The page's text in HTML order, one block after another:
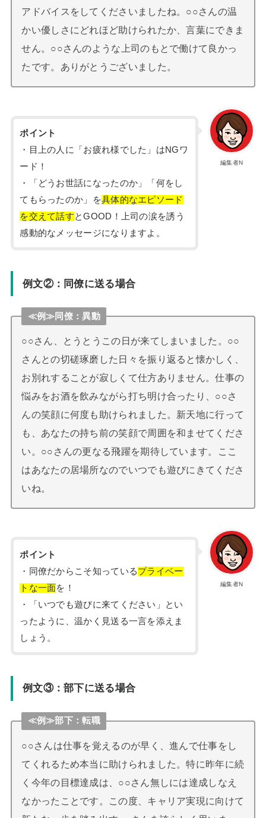
アドバイスをしてくださいましたね。○○さんの温
かい優しさにどれほど助けられたか、言葉にできま
せん。○○さんのような上司のもとで働けて良かっ
たです。ありがとうございました。
編集者N
ポイント
・目上の人に「お疲れ様でした」はNGワ
ード！
・「どうお世話になったのか」「何をし
てもらったのか」を具体的なエピソード
を交えて話すとGOOD！上司の涙を誘う
感動的なメッセージになりますよ。
例文②：同僚に送る場合
≪例≫同僚：異動
○○さん、とうとうこの日が来てしまいました。○○
さんとの切磋琢磨した日々を振り返ると懐かしく、
お別れすることが寂しくて仕方ありません。仕事の
悩みをお酒を飲みながら打ち明け合ったり、○○さ
んの笑顔に何度も助けられました。新天地に行って
も、あなたの持ち前の笑顔で周囲を和ませてくださ
い。○○さんの更なる飛躍を期待しています。ここ
はあなたの居場所なのでいつでも遊びにきてくださ
いね。
編集者N
ポイント
・同僚だからこそ知っているプライベー
トな一面を！
・「いつでも遊びに来てください」とい
ったように、温かく見送る一言を添えま
しょう。
例文③：部下に送る場合
≪例≫部下：転職
○○さんは仕事を覚えるのが早く、進んで仕事をし
てくれるため本当に助けられました。特に昨年に続
く今年の目標達成は、○○さん無しには達成しなえ
なかったことです。この度、キャリア実現に向けて